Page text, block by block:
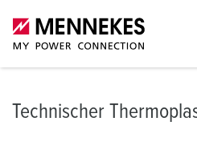
Technischer